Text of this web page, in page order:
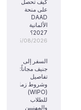
كيف تحصل
على منحة
DAAD
الألمانية
2027؟
05/08/2026
السفر إلى
جنيف مجاناً:
تفاصيل
وشروط زمالة
(WIPO)
للطلاب
والمهنيين